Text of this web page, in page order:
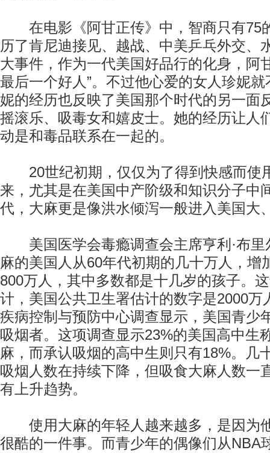
在电影《阿甘正传》中，智商只有75
历了肯尼迪接见、越战、中美乒乓外交、
大事件，作为一代美国好品行的化身，阿
最后一个好人”。不过他心爱的女人珍妮
妮的经历也反映了美国那个时代的另一面
摇滚乐、吸毒女和嬉皮士。她的经历让人
动是和毒品联系在一起的。
20世纪初期，仅仅为了得到快感而使
来，尤其是在美国中产阶级和知识分子中
代，大麻更是像洪水倾泻一般进入美国大
美国医学会毒瘾调查会主席亨利·布里
麻的美国人从60年代初期的几十万人，增
800万人，其中多数都是十几岁的孩子。
计，美国公共卫生署估计的数字是2000万
疾病控制与预防中心调查显示，美国青少
吸烟者。这项调查显示23%的美国高中生
麻，而承认吸烟的高中生则只有18%。几
吸烟人数在持续下降，但吸食大麻人数一
有上升趋势。
使用大麻的年轻人越来越多，是因为
很酷的一件事。而青少年的偶像们从NBA